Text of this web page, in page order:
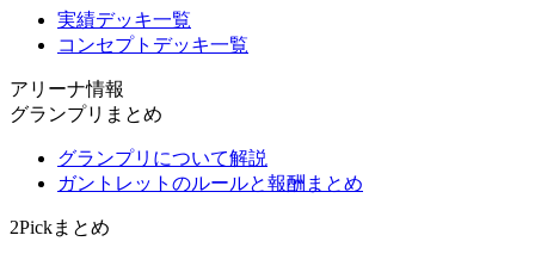
実績デッキ一覧
コンセプトデッキ一覧
アリーナ情報
グランプリまとめ
グランプリについて解説
ガントレットのルールと報酬まとめ
2Pickまとめ